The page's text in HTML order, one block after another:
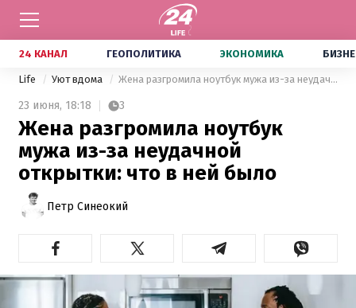
24 КАНАЛ ГЕОПОЛИТИКА ЭКОНОМИКА
Life Уют вдома Жена разгромила ноутбук мужа из-за неудачной открытки: что в ней было
23 июня, 18:18 3
Жена разгромила ноутбук
мужа из-за неудачной
открытки: что в ней было
Петр Синеокий